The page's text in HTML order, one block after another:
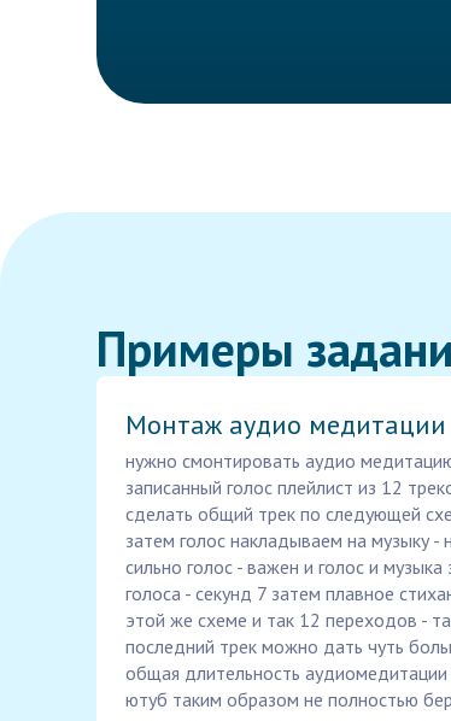
Примеры
Монтаж аудио медитации
нужно смонтировать аудио
записанный голос плейлист из 12
сделать общий трек по следующей
затем голос накладываем на музыку
сильно голос - важен и голос и
голоса - секунд 7 затем плавное
этой же схеме и так 12 переходов -
последний трек можно дать чуть
общая длительность
ютуб таким образом не полностью